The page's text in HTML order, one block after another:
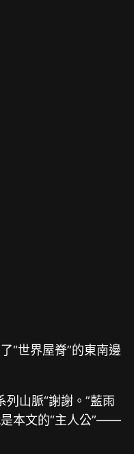
“世界屋脊”的東南邊
山脈“謝謝。”藍雨
是本文的“主人公”——